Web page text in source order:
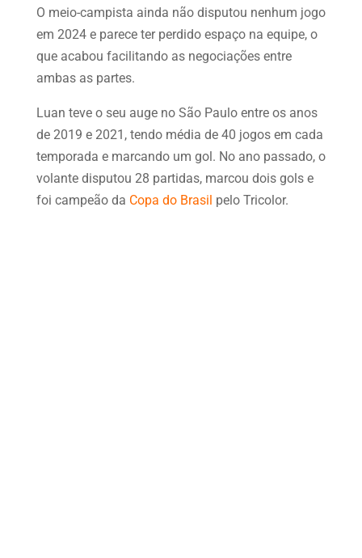
O meio-campista ainda não disputou nenhum jogo
em 2024 e parece ter perdido espaço na equipe, o
que acabou facilitando as negociações entre
ambas as partes.
Luan teve o seu auge no São Paulo entre os anos
de 2019 e 2021, tendo média de 40 jogos em cada
temporada e marcando um gol. No ano passado, o
volante disputou 28 partidas, marcou dois gols e
foi campeão da Copa do Brasil pelo Tricolor.